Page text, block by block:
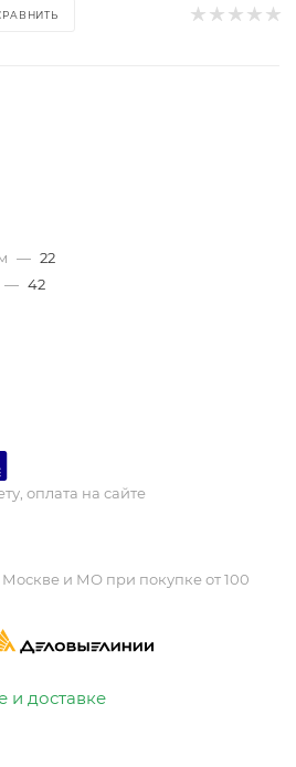
— 22
— 42
оплата на сайте
Москве и МО при покупке от 100
и доставке